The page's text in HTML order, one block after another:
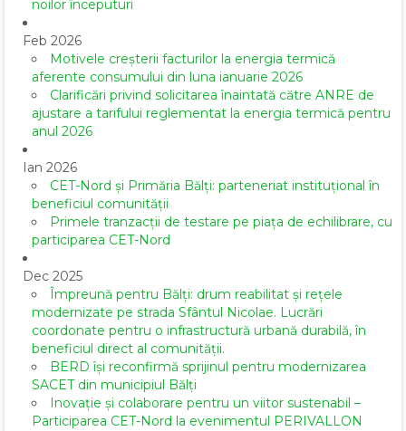
noilor începuturi
Feb 2026
Motivele creșterii facturilor la energia termică
aferente consumului din luna ianuarie 2026
Clarificări privind solicitarea înaintată către ANRE de
ajustare a tarifului reglementat la energia termică pentru
anul 2026
Ian 2026
CET-Nord și Primăria Bălți: parteneriat instituțional în
beneficiul comunității
Primele tranzacții de testare pe piața de echilibrare, cu
participarea CET-Nord
Dec 2025
Împreună pentru Bălți: drum reabilitat și rețele
modernizate pe strada Sfântul Nicolae. Lucrări
coordonate pentru o infrastructură urbană durabilă, în
beneficiul direct al comunității.
BERD își reconfirmă sprijinul pentru modernizarea
SACET din municipiul Bălți
Inovație și colaborare pentru un viitor sustenabil –
Participarea CET-Nord la evenimentul PERIVALLON